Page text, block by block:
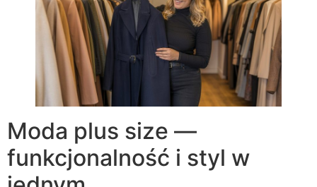
Moda plus size —
funkcjonalność i styl w